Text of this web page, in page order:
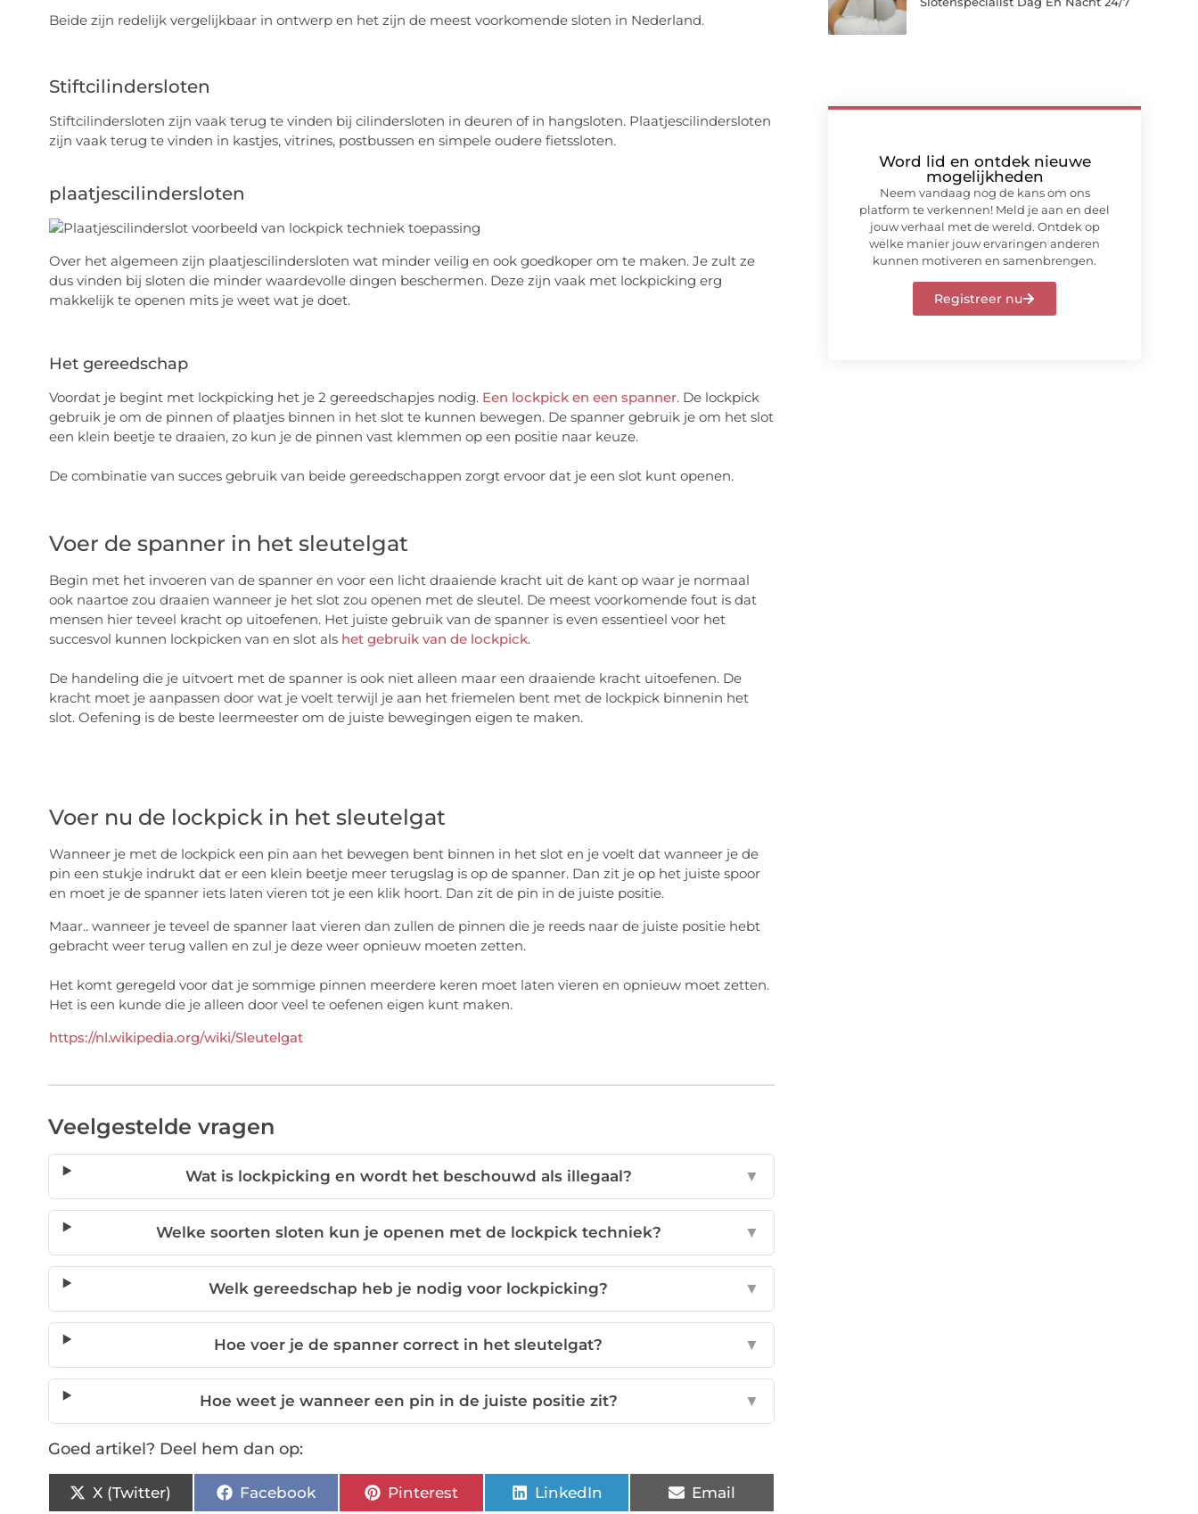
Beide zijn redelijk vergelijkbaar in ontwerp en het zijn de meest voorkomende sloten in Nederland.
Stiftcilindersloten
Stiftcilindersloten zijn vaak terug te vinden bij cilindersloten in deuren of in hangsloten. Plaatjescilindersloten
zijn vaak terug te vinden in kastjes, vitrines, postbussen en simpele oudere fietssloten.
plaatjescilindersloten
Over het algemeen zijn plaatjescilindersloten wat minder veilig en ook goedkoper om te maken. Je zult ze
dus vinden bij sloten die minder waardevolle dingen beschermen. Deze zijn vaak met lockpicking erg
makkelijk te openen mits je weet wat je doet.
Het gereedschap
Voordat je begint met lockpicking het je 2 gereedschapjes nodig. Een lockpick en een spanner. De lockpick
gebruik je om de pinnen of plaatjes binnen in het slot te kunnen bewegen. De spanner gebruik je om het slot
een klein beetje te draaien, zo kun je de pinnen vast klemmen op een positie naar keuze.
De combinatie van succes gebruik van beide gereedschappen zorgt ervoor dat je een slot kunt openen.
Voer de spanner in het sleutelgat
Begin met het invoeren van de spanner en voor een licht draaiende kracht uit de kant op waar je normaal
ook naartoe zou draaien wanneer je het slot zou openen met de sleutel. De meest voorkomende fout is dat
mensen hier teveel kracht op uitoefenen. Het juiste gebruik van de spanner is even essentieel voor het
succesvol kunnen lockpicken van en slot als het gebruik van de lockpick.
De handeling die je uitvoert met de spanner is ook niet alleen maar een draaiende kracht uitoefenen. De
kracht moet je aanpassen door wat je voelt terwijl je aan het friemelen bent met de lockpick binnenin het
slot. Oefening is de beste leermeester om de juiste bewegingen eigen te maken.
Voer nu de lockpick in het sleutelgat
Wanneer je met de lockpick een pin aan het bewegen bent binnen in het slot en je voelt dat wanneer je de
pin een stukje indrukt dat er een klein beetje meer terugslag is op de spanner. Dan zit je op het juiste spoor
en moet je de spanner iets laten vieren tot je een klik hoort. Dan zit de pin in de juiste positie.
Maar.. wanneer je teveel de spanner laat vieren dan zullen de pinnen die je reeds naar de juiste positie hebt
gebracht weer terug vallen en zul je deze weer opnieuw moeten zetten.
Het komt geregeld voor dat je sommige pinnen meerdere keren moet laten vieren en opnieuw moet zetten.
Het is een kunde die je alleen door veel te oefenen eigen kunt maken.
https://nl.wikipedia.org/wiki/Sleutelgat
Veelgestelde vragen
Wat is lockpicking en wordt het beschouwd als illegaal? ▼
Welke soorten sloten kun je openen met de lockpick techniek? ▼
Welk gereedschap heb je nodig voor lockpicking? ▼
Hoe voer je de spanner correct in het sleutelgat? ▼
Hoe weet je wanneer een pin in de juiste positie zit? ▼
Goed artikel? Deel hem dan op:
X (Twitter) Facebook Pinterest LinkedIn Email
Word lid en ontdek nieuwe
mogelijkheden
Neem vandaag nog de kans om ons
platform te verkennen! Meld je aan en deel
jouw verhaal met de wereld. Ontdek op
welke manier jouw ervaringen anderen
kunnen motiveren en samenbrengen.
Registreer nu